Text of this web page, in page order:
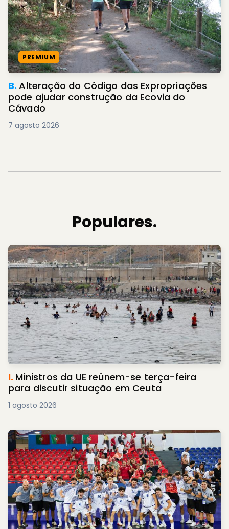
PREMIUM
B.Alteração do Código das Expropriações
pode ajudar construção da Ecovia do
Cávado
7 agosto 2026
Populares.
I. Ministros da UE reúnem-se terça-feira
para discutir situação em Ceuta
1 agosto 2026